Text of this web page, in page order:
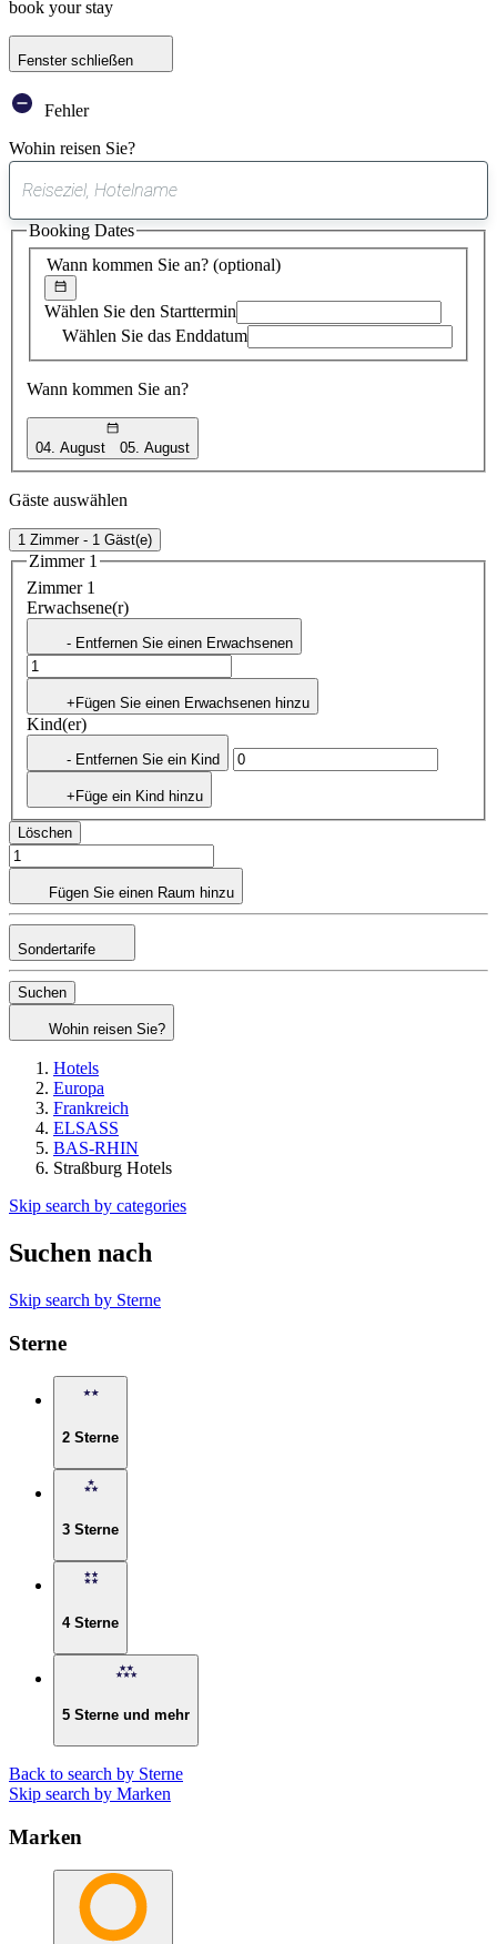
book your stay
Fenster schließen
Fehler
Wohin reisen Sie?
gefundener
Vorschlag
Wann kommen Sie an? (optional)
Wählen Sie den Starttermin
Wählen Sie das Enddatum
Wann kommen Sie an?
04. August 05. August
Booking Dates
Gäste auswählen
1 Zimmer - 1 Gäst(e)
Zimmer 1
Zimmer 1
Erwachsene(r)
- Entfernen Sie einen Erwachsenen
+Fügen Sie einen Erwachsenen hinzu
Kind(er)
- Entfernen Sie ein Kind
+Füge ein Kind hinzu
Löschen
Fügen Sie einen Raum hinzu
Sondertarife
Suchen
Wohin reisen Sie?
Hotels
Europa
Frankreich
ELSASS
BAS-RHIN
Straßburg Hotels
Skip search by categories
Suchen nach
Skip search by Sterne
Sterne
2 Sterne
3 Sterne
4 Sterne
5 Sterne und mehr
Back to search by Sterne
Skip search by Marken
Marken